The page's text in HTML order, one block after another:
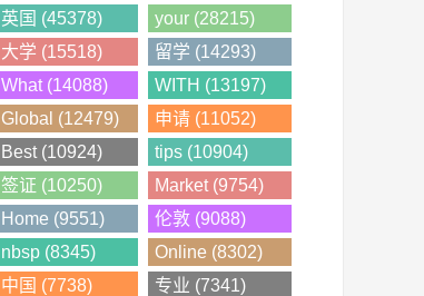
英国 (45378)
your (28215)
大学 (15518)
留学 (14293)
What (14088)
WITH (13197)
Global (12479)
申请 (11052)
Best (10924)
tips (10904)
签证 (10250)
Market (9754)
Home (9551)
伦敦 (9088)
nbsp (8345)
Online (8302)
中国 (7738)
专业 (7341)